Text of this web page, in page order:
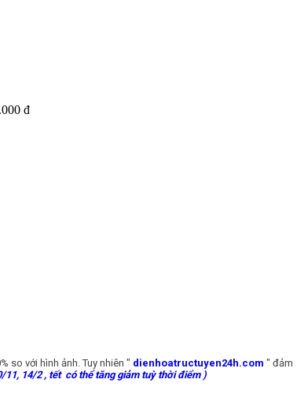
đ
so với hình ảnh. Tuy nhiên " dienhoatructuyen24h.com " đảm
11, 14/2 , tết có thể tăng giảm tuỳ thời điểm )